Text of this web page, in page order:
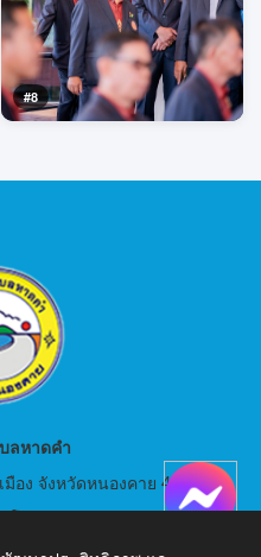
#8
ลหาดคำ
อง จังหวัดหนองคาย 43000